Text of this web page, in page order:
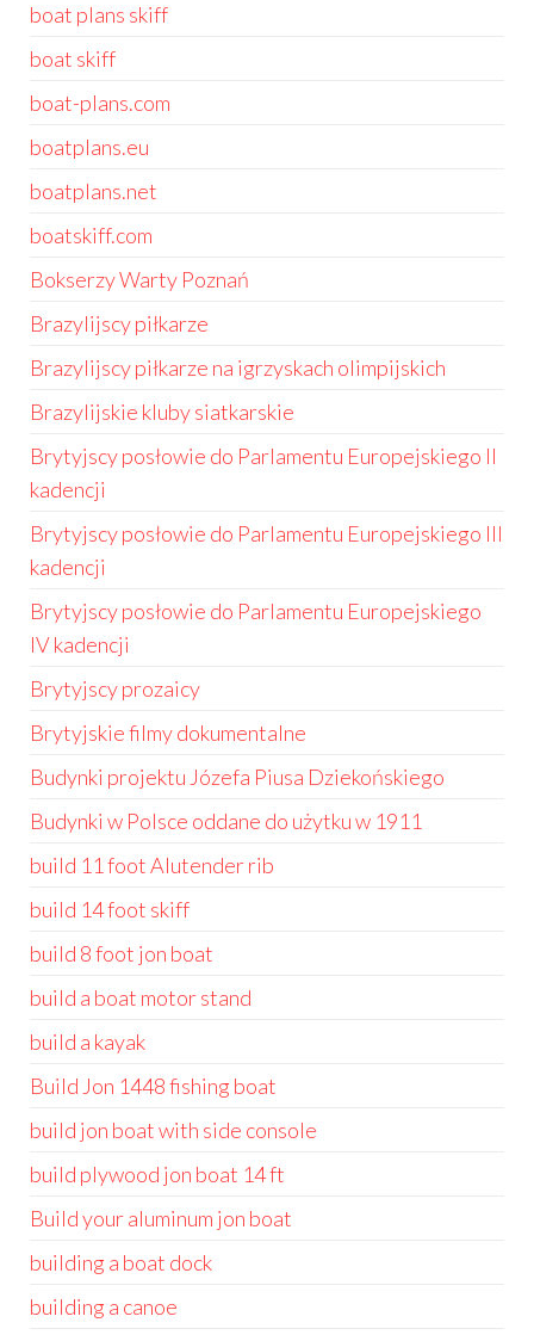
boat plans skiff
boat skiff
boat-plans.com
boatplans.eu
boatplans.net
boatskiff.com
Bokserzy Warty Poznań
Brazylijscy piłkarze
Brazylijscy piłkarze na igrzyskach olimpijskich
Brazylijskie kluby siatkarskie
Brytyjscy posłowie do Parlamentu Europejskiego II
kadencji
Brytyjscy posłowie do Parlamentu Europejskiego III
kadencji
Brytyjscy posłowie do Parlamentu Europejskiego
IV kadencji
Brytyjscy prozaicy
Brytyjskie filmy dokumentalne
Budynki projektu Józefa Piusa Dziekońskiego
Budynki w Polsce oddane do użytku w 1911
build 11 foot Alutender rib
build 14 foot skiff
build 8 foot jon boat
build a boat motor stand
build a kayak
Build Jon 1448 fishing boat
build jon boat with side console
build plywood jon boat 14 ft
Build your aluminum jon boat
building a boat dock
building a canoe